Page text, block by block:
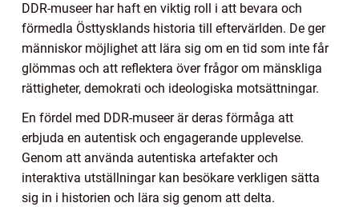
DDR-museer har haft en viktig roll i att bevara och
förmedla Östtysklands historia till eftervärlden. De ger
människor möjlighet att lära sig om en tid som inte får
glömmas och att reflektera över frågor om mänskliga
rättigheter, demokrati och ideologiska motsättningar.
En fördel med DDR-museer är deras förmåga att
erbjuda en autentisk och engagerande upplevelse.
Genom att använda autentiska artefakter och
interaktiva utställningar kan besökare verkligen sätta
sig in i historien och lära sig genom att delta.